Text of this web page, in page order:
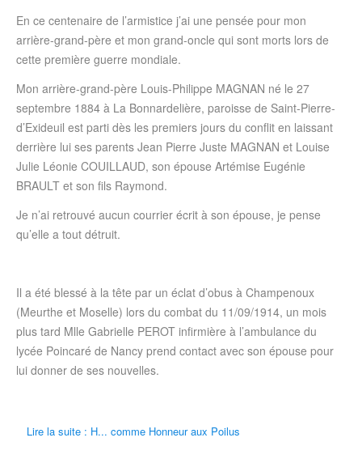
En ce centenaire de l’armistice j’ai une pensée pour mon
arrière-grand-père et mon grand-oncle qui sont morts lors de
cette première guerre mondiale.
Mon arrière-grand-père Louis-Philippe MAGNAN né le 27
septembre 1884 à La Bonnardelière, paroisse de Saint-Pierre-
d’Exideuil est parti dès les premiers jours du conflit en laissant
derrière lui ses parents Jean Pierre Juste MAGNAN et Louise
Julie Léonie COUILLAUD, son épouse Artémise Eugénie
BRAULT et son fils Raymond.
Je n’ai retrouvé aucun courrier écrit à son épouse, je pense
qu’elle a tout détruit.
Il a été blessé à la tête par un éclat d’obus à Champenoux
(Meurthe et Moselle) lors du combat du 11/09/1914, un mois
plus tard Mlle Gabrielle PEROT infirmière à l’ambulance du
lycée Poincaré de Nancy prend contact avec son épouse pour
lui donner de ses nouvelles.
Lire la suite : H... comme Honneur aux Poilus